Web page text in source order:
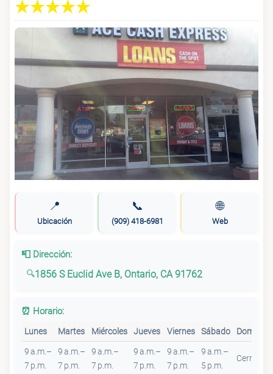
📍
Ubicación
📞
(909) 418-6981
🌐
Web
📮 Dirección:
1856 S Euclid Ave B, Ontario, CA 91762
⏰ Horario:
Lunes Martes Miércoles Jueves Viernes Sábado Domingo
9 a.m.–
7 p.m.
9 a.m.–
7 p.m.
9 a.m.–
7 p.m.
9 a.m.–
7 p.m.
9 a.m.–
7 p.m.
9 a.m.–
5 p.m.
Cerrado